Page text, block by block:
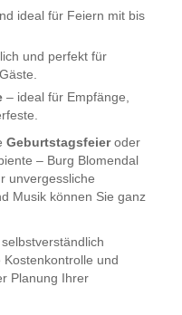
ideal für Feiern mit bis
und perfekt für
– ideal für Empfänge,
Geburtstagsfeieroder
– Burg Blomendal
unvergessliche
Musik können Sie ganz
und
Planung Ihrer